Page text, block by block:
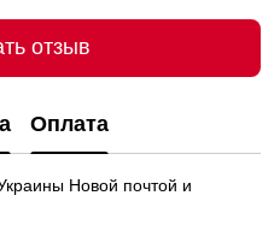
отзыв
Оплата
Новой почтой и